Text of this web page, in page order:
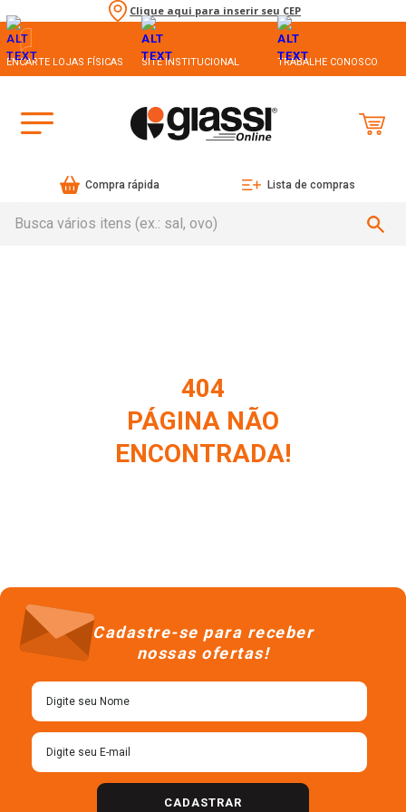
Clique aqui para inserir seu CEP
ENCARTE LOJAS FÍSICAS SITE INSTITUCIONAL TRABALHE CONOSCO
Compra rápida Lista de compras
404
PÁGINA NÃO
ENCONTRADA!
Cadastre-se para receber
nossas ofertas!
CADASTRAR